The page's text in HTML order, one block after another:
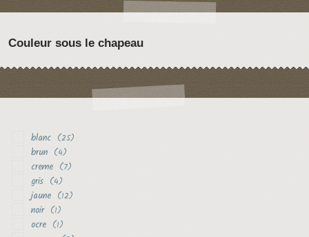
Couleur sous le chapeau
blanc (25)
brun (4)
creme (7)
gris (4)
jaune (12)
noir (1)
ocre (1)